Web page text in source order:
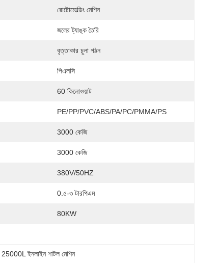
রোটোমোল্ডিং মেশিন
জলের ট্যাঙ্ক তৈরি
বৃত্তাকার চুলা গঠন
পিএলসি
60 কিলোওয়াট
PE/PP/PVC/ABS/PA/PC/PMMA/PS
3000 কেজি
3000 কেজি
380V/50HZ
0.৫-৩ টারপিএম
80KW
25000L ইনলাইন শাটল মেশিন